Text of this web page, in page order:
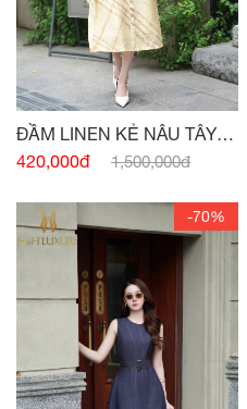
ĐẦM LINEN KẺ NÂU TÂY
CỔ VEST
420,000đ 1,500,000đ
-70%